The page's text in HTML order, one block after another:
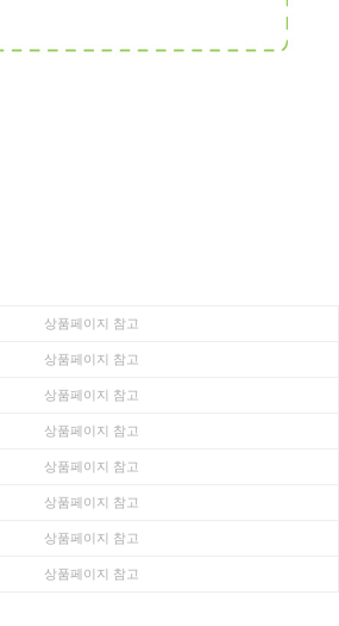
상품페이지 참고
상품페이지 참고
상품페이지 참고
상품페이지 참고
상품페이지 참고
상품페이지 참고
상품페이지 참고
상품페이지 참고